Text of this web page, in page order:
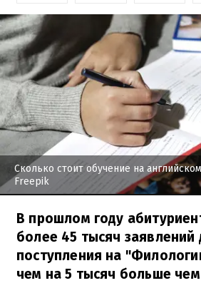
Сколько стоит обучение на
Freepik
В прошлом году
более 45 тысяч заявлений
поступления на
чем на 5 тысяч больше чем